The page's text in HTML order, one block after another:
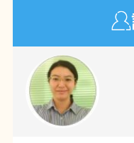
随時、無料体験
歓迎！
小学生〜大人の
学ばれています
まずはお気軽に